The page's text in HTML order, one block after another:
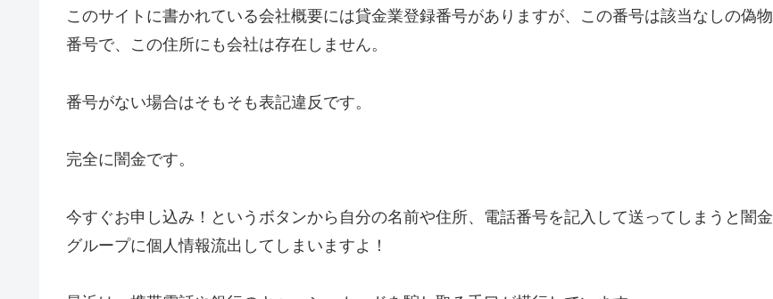
このサイトに書かれている会社概要には貸金業登録番号がありますが、この番号は該当なしの偽物
番号で、この住所にも会社は存在しません。
番号がない場合はそもそも表記違反です。
完全に闇金です。
今すぐお申し込み！というボタンから自分の名前や住所、電話番号を記入して送ってしまうと闇金
グループに個人情報流出してしまいますよ！